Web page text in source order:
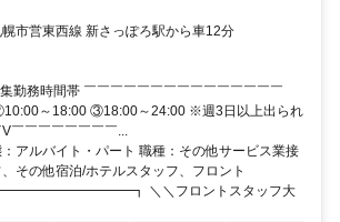
市営東西線 新さっぽろ駅から車12分
勤務時間帯 ￣￣￣￣￣￣￣￣￣￣￣￣￣￣￣
～18:00 ③18:00～24:00 ※週3日以上出られ
￣￣￣￣￣￣￣￣...
アルバイト・パート 職種：その他サービス業接
その他宿泊/ホテルスタッフ、フロント
＼＼フロントスタッフ大